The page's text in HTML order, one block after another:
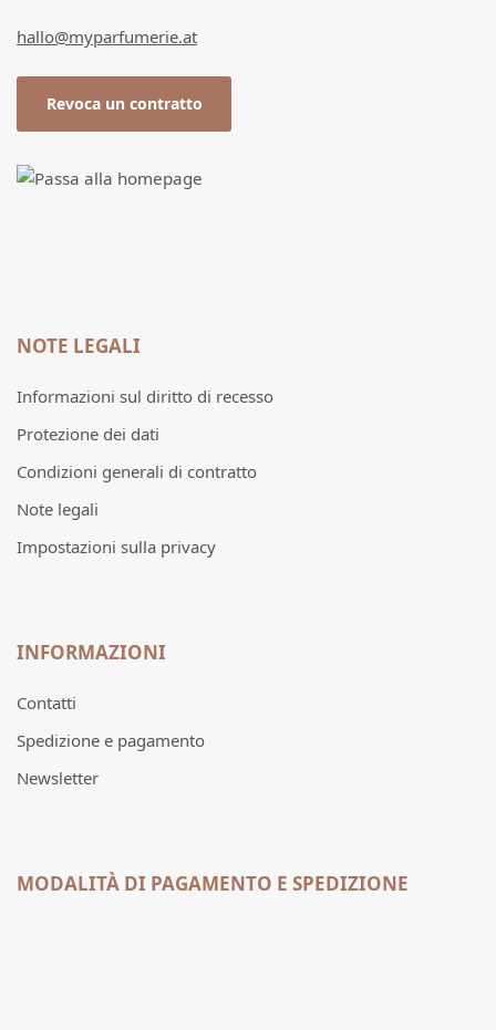
hallo@myparfumerie.at
Revoca un contratto
NOTE LEGALI
Informazioni sul diritto di recesso
Protezione dei dati
Condizioni generali di contratto
Note legali
Impostazioni sulla privacy
INFORMAZIONI
Contatti
Spedizione e pagamento
Newsletter
MODALITÀ DI PAGAMENTO E SPEDIZIONE